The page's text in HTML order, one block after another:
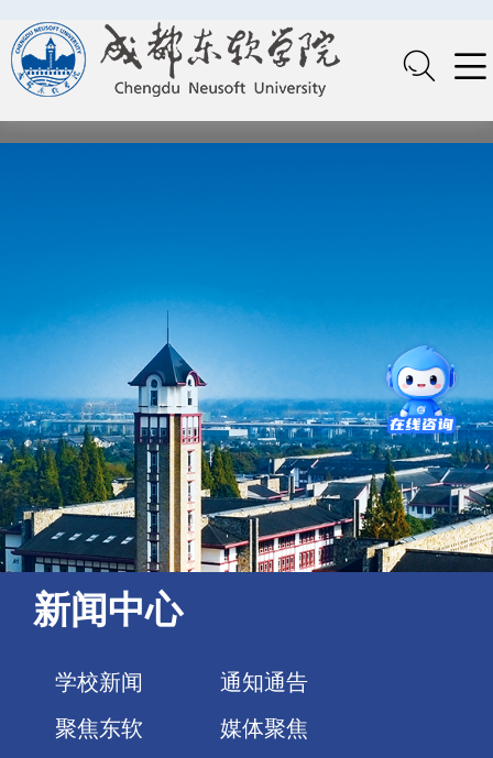
新闻中心
学校新闻
通知通告
聚焦东软
媒体聚焦